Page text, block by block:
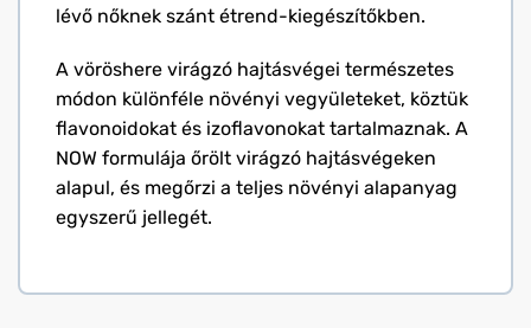
lévő nőknek szánt étrend-kiegészítőkben.
A vöröshere virágzó hajtásvégei természetes
módon különféle növényi vegyületeket, köztük
flavonoidokat és izoflavonokat tartalmaznak. A
NOW formulája őrölt virágzó hajtásvégeken
alapul, és megőrzi a teljes növényi alapanyag
egyszerű jellegét.